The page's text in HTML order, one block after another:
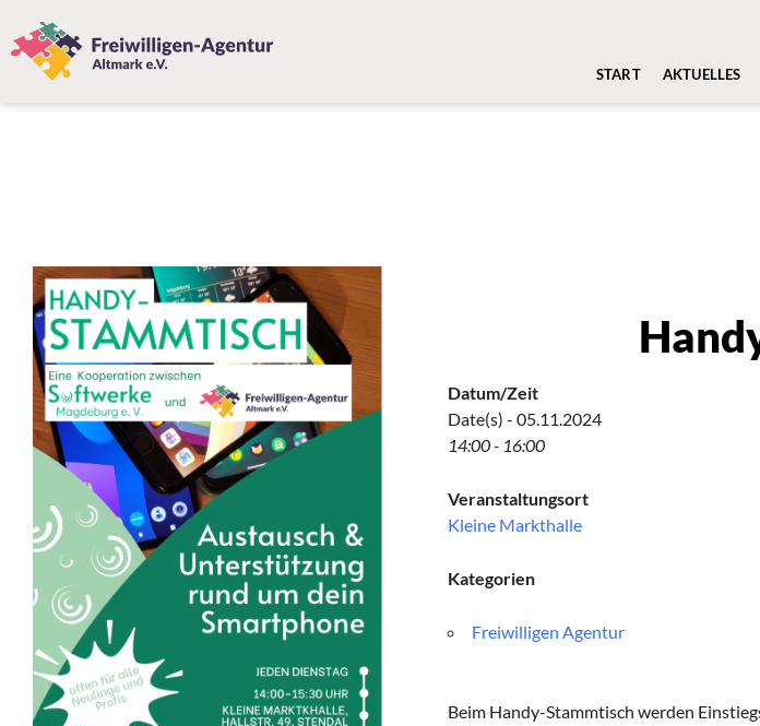
START AKTUELLES
Datum/Zeit
Date(s) - 05.11.2024
14:00 - 16:00
Veranstaltungsort
Kleine Markthalle
Kategorien
Freiwilligen Agentur
Beim Handy-Stammtisch werden